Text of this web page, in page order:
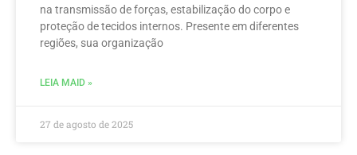
na transmissão de forças, estabilização do corpo e
proteção de tecidos internos. Presente em diferentes
regiões, sua organização
LEIA MAID »
27 de agosto de 2025